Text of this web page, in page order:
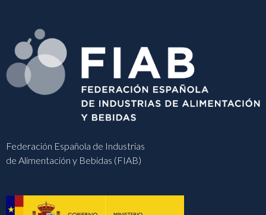
Federación Española de Industrias
de Alimentación y Bebidas (FIAB)